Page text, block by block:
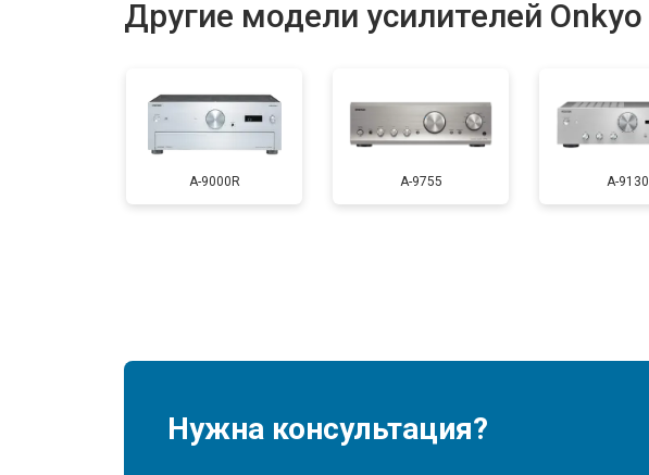
Другие модели усилителей Onkyo
A-9000R A-9755 A-9130
Нужна консультация?